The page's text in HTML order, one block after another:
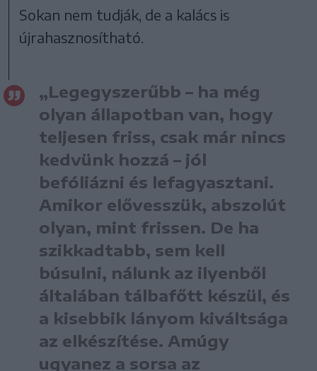
Sokan nem tudják, de a kalács is
újrahasznosítható.
„Legegyszerűbb – ha még
olyan állapotban van, hogy
teljesen friss, csak már nincs
kedvünk hozzá – jól
befóliázni és lefagyasztani.
Amikor elővesszük, abszolút
olyan, mint frissen. De ha
szikkadtabb, sem kell
búsulni, nálunk az ilyenből
általában tálbafőtt készül, és
a kisebbik lányom kiváltsága
az elkészítése. Amúgy
ugyanez a sorsa az